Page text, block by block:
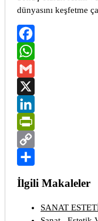
dünyasını keşfetme
Facebook
WhatsApp
Gmail
X
LinkedIn
PrintFriendly
Copy
Link
Share
İlgili Makaleler
SANAT